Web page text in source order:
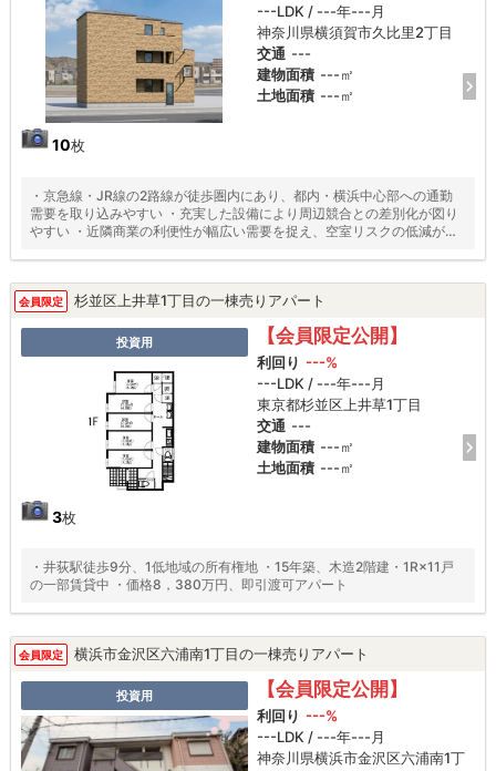
10枚
---LDK / ---年---月
神奈川県横須賀市久比里2丁目
交通 ---
建物面積 ---㎡
土地面積 ---㎡
・京急線・JR線の2路線が徒歩圏内にあり、都内・横浜中心部への通勤
需要を取り込みやすい ・充実した設備により周辺競合との差別化が図り
やすい ・近隣商業の利便性が幅広い需要を捉え、空室リスクの低減が期
会員限定 杉並区上井草1丁目の一棟売りアパート
投資用
3枚
【会員限定公開】
利回り ---%
---LDK / ---年---月
東京都杉並区上井草1丁目
交通 ---
建物面積 ---㎡
土地面積 ---㎡
・井荻駅徒歩9分、1低地域の所有権地 ・15年築、木造2階建・1R×11戸
の一部賃貸中 ・価格8，380万円、即引渡可アパート
会員限定 横浜市金沢区六浦南1丁目の一棟売りアパート
投資用 【会員限定公開】
利回り ---%
---LDK / ---年---月
神奈川県横浜市金沢区六浦南1丁